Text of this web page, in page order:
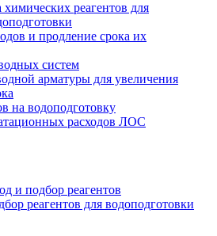
реагентов для
и продление срока их
систем
арматуры для увеличения
на водоподготовку
расходов ЛОС
и подбор реагентов
реагентов для водоподготовки